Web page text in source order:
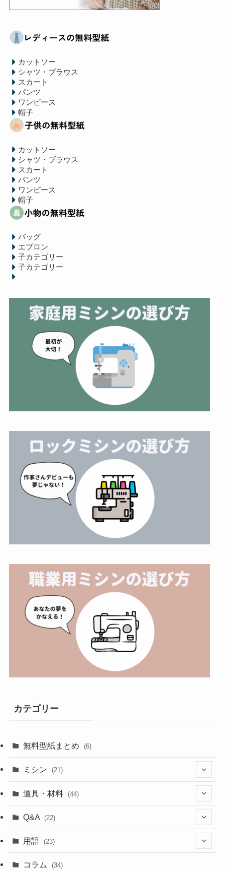
カットソー
シャツ・ブラウス
スカート
パンツ
ワンピース
帽子
カットソー
シャツ・ブラウス
スカート
パンツ
ワンピース
帽子
バッグ
エプロン
子カテゴリー
子カテゴリー
カテゴリー
無料型紙まとめ (6)
ミシン (21)
(11)
道具・材料 (44)
(18)
(4)
Q&A (22)
(5)
用語 (23)
(1)
コラム (34)